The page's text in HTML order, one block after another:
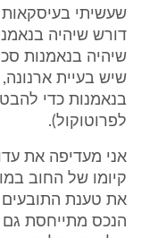
שעשיתי בעיסקאות
דורש שיהיה
שיש בעיית
לפרוטוקול).
אני מעדיפה את
קיומו של החוב
את טענת התובעים
הנכס מתייחסת